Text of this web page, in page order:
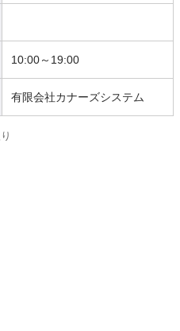
10:00～19:00
有限会社カナーズシステム